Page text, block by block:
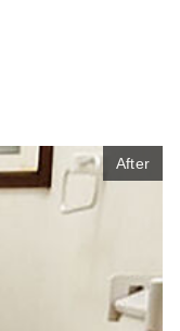
After